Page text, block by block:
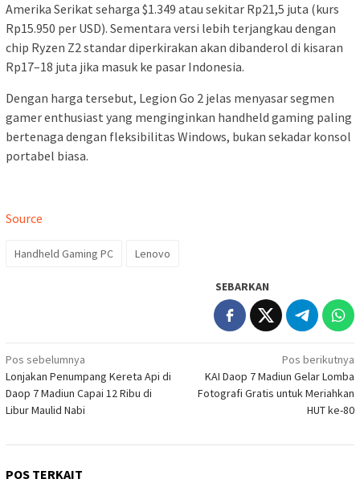
Amerika Serikat seharga $1.349 atau sekitar Rp21,5 juta (kurs
Rp15.950 per USD). Sementara versi lebih terjangkau dengan
chip Ryzen Z2 standar diperkirakan akan dibanderol di kisaran
Rp17–18 juta jika masuk ke pasar Indonesia.
Dengan harga tersebut, Legion Go 2 jelas menyasar segmen
gamer enthusiast yang menginginkan handheld gaming paling
bertenaga dengan fleksibilitas Windows, bukan sekadar konsol
portabel biasa.
Source
Handheld Gaming PC Lenovo
SEBARKAN
Navigasi
pos
Pos sebelumnya
Lonjakan Penumpang Kereta Api di
Daop 7 Madiun Capai 12 Ribu di
Libur Maulid Nabi
Pos berikutnya
KAI Daop 7 Madiun Gelar Lomba
Fotografi Gratis untuk Meriahkan
HUT ke-80
POS TERKAIT